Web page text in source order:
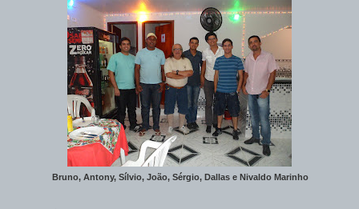
Bruno, Antony, Sílvio, João, Sérgio, Dallas e Nivaldo Marinho